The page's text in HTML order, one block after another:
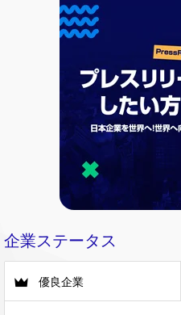
企業ステータス
優良企業